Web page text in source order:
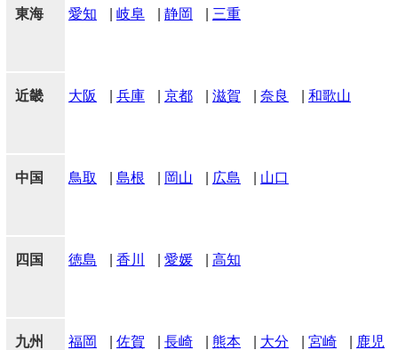
東海 愛知 岐阜 静岡 三重
近畿 大阪 兵庫 京都 滋賀 奈良 和歌山
中国 鳥取 島根 岡山 広島 山口
四国 徳島 香川 愛媛 高知
九州 福岡 佐賀 長崎 熊本 大分 宮崎 鹿児